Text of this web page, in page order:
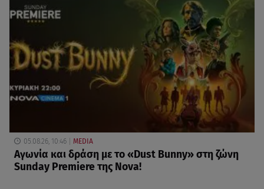
05.08.26, 10:46 MEDIA
Αγωνία και δράση με το «Dust Bunny» στη ζώνη
Sunday Premiere της Nova!